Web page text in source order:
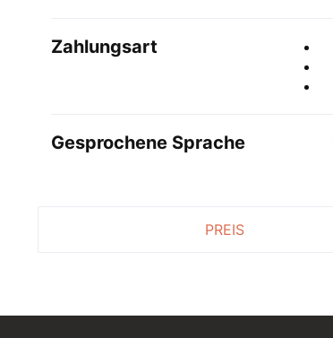
Zahlungsart
Gesprochene Sprache
PREIS